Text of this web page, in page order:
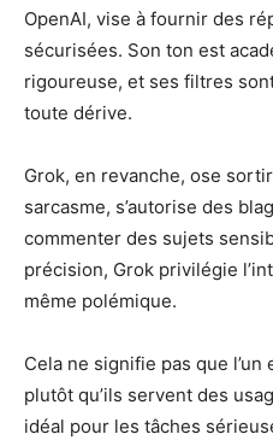
OpenAI, vise à fournir des
sécurisées. Son ton est
rigoureuse, et ses filtres
toute dérive.
Grok, en revanche, ose
sarcasme, s’autorise des
commenter des sujets
précision, Grok privilégie
même polémique.
Cela ne signifie pas que l’un
plutôt qu’ils servent des
idéal pour les tâches